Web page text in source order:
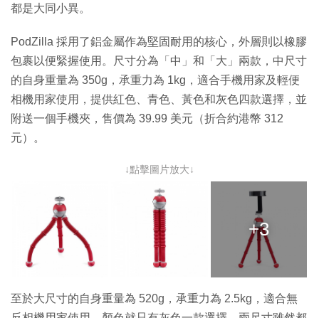
都是大同小異。
PodZilla 採用了鋁金屬作為堅固耐用的核心，外層則以橡膠
包裹以便緊握使用。尺寸分為「中」和「大」兩款，中尺寸
的自身重量為 350g，承重力為 1kg，適合手機用家及輕便
相機用家使用，提供紅色、青色、黃色和灰色四款選擇，並
附送一個手機夾，售價為 39.99 美元（折合約港幣 312
元）。
↓點擊圖片放大↓
+3
至於大尺寸的自身重量為 520g，承重力為 2.5kg，適合無